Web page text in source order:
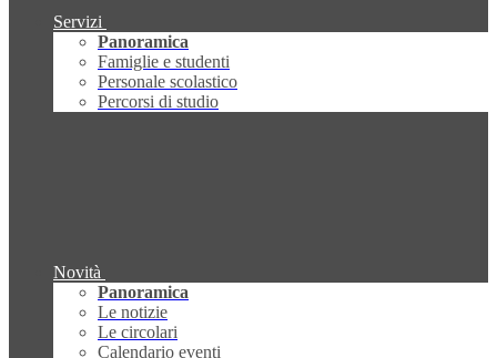
Servizi
Panoramica
Famiglie e studenti
Personale scolastico
Percorsi di studio
Novità
Panoramica
Le notizie
Le circolari
Calendario eventi